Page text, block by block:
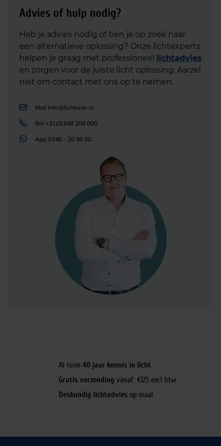
Advies of hulp nodig?
Heb je advies nodig of ben je op zoek naar
een alternatieve oplossing? Onze lichtexperts
helpen je graag met professioneel lichtadvies
en zorgen voor de juiste licht oplossing. Aarzel
niet om contact met ons op te nemen.
Mail info@lichtunie.nl
Bel +31(0)348 209 000
App 0348 – 20 90 00
Al ruim 40 jaar kennis in licht
Gratis verzending vanaf €125 excl btw
Deskundig lichtadvies op maat